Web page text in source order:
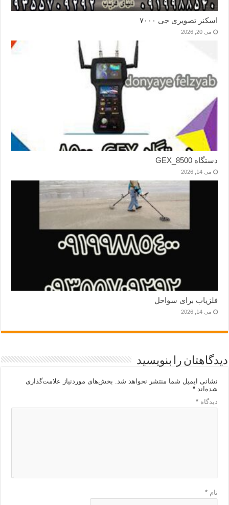
اسکنر تصویری جی ۷۰۰۰
می 20, 2026
دستگاه GEX_8500
می 14, 2026
فلزیاب برای سواحل
می 14, 2026
دیدگاهتان را بنویسید
نشانی ایمیل شما منتشر نخواهد شد.
بخش‌های موردنیاز علامت‌گذاری
شده‌اند*
دیدگاه*
نام*